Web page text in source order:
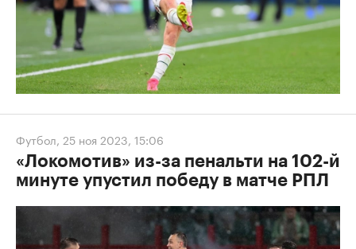
Футбол, 25 ноя 2023, 15:06
«Локомотив» из-за пенальти на 102-й
минуте упустил победу в матче РПЛ